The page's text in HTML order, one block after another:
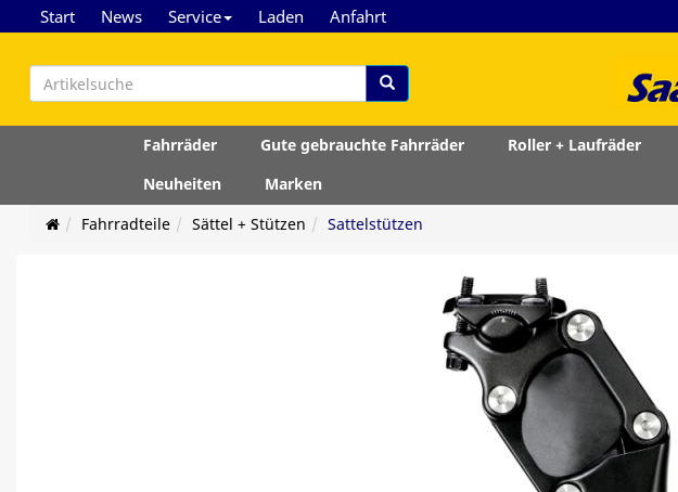
Start News Service Laden Anfahrt
Fahrräder Gute gebrauchte Fahrräder Roller + Laufräder
Neuheiten
Marken
Fahrradteile
Sättel + Stützen Sattelstützen